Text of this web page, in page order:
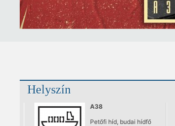
Helyszín
A38
Petőfi híd, budai hídfő